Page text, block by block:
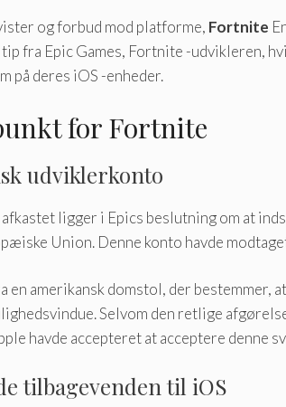
og forbud mod platforme, Fortnite
fra Epic Games, Fortnite -udvikleren,
på deres iOS -enheder.
for Fortnite
udviklerkonto
ligger i Epics beslutning om at
Union. Denne konto havde
en amerikansk domstol, der
Selvom den retlige
havde accepteret at acceptere denne
tilbagevenden til iOS